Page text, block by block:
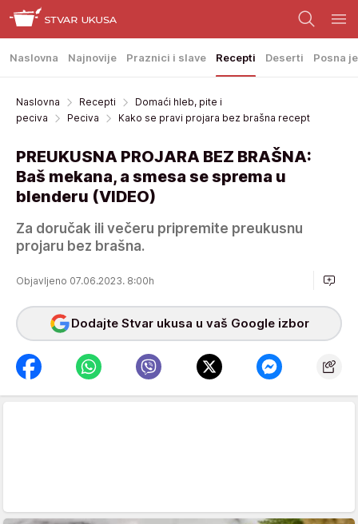
Naslovna Najnovije Praznici i slave Recepti Deserti Posna
Naslovna Recepti
Domaći hleb, pite i
peciva
Peciva Kako se pravi projara bez brašna recept
PREUKUSNA PROJARA BEZ BRAŠNA:
Baš mekana, a smesa se sprema u
blenderu (VIDEO)
Za doručak ili večeru pripremite preukusnu
projaru bez brašna.
Objavljeno 07.06.2023. 8:00h
Dodajte Stvar ukusa u vaš Google izbor